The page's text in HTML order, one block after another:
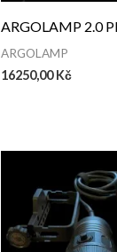
ARGOLAMP 2.0
ARGOLAMP
16250,00Kč